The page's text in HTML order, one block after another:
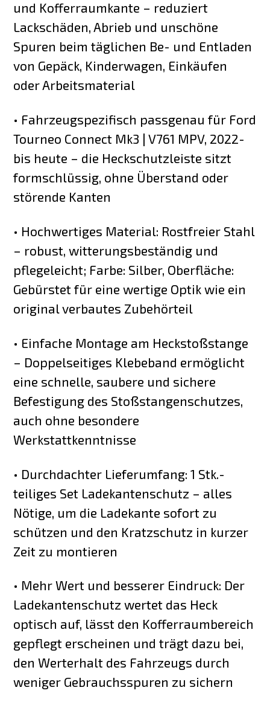
und Kofferraumkante – reduziert
Lackschäden, Abrieb und unschöne
Spuren beim täglichen Be- und Entladen
von Gepäck, Kinderwagen, Einkäufen
oder Arbeitsmaterial
• Fahrzeugspezifisch passgenau für Ford
Tourneo Connect Mk3 | V761 MPV, 2022-
bis heute – die Heckschutzleiste sitzt
formschlüssig, ohne Überstand oder
störende Kanten
• Hochwertiges Material: Rostfreier Stahl
– robust, witterungsbeständig und
pflegeleicht; Farbe: Silber, Oberfläche:
Gebürstet für eine wertige Optik wie ein
original verbautes Zubehörteil
• Einfache Montage am Heckstoßstange
– Doppelseitiges Klebeband ermöglicht
eine schnelle, saubere und sichere
Befestigung des Stoßstangenschutzes,
auch ohne besondere
Werkstattkenntnisse
• Durchdachter Lieferumfang: 1 Stk.-
teiliges Set Ladekantenschutz – alles
Nötige, um die Ladekante sofort zu
schützen und den Kratzschutz in kurzer
Zeit zu montieren
• Mehr Wert und besserer Eindruck: Der
Ladekantenschutz wertet das Heck
optisch auf, lässt den Kofferraumbereich
gepflegt erscheinen und trägt dazu bei,
den Werterhalt des Fahrzeugs durch
weniger Gebrauchsspuren zu sichern